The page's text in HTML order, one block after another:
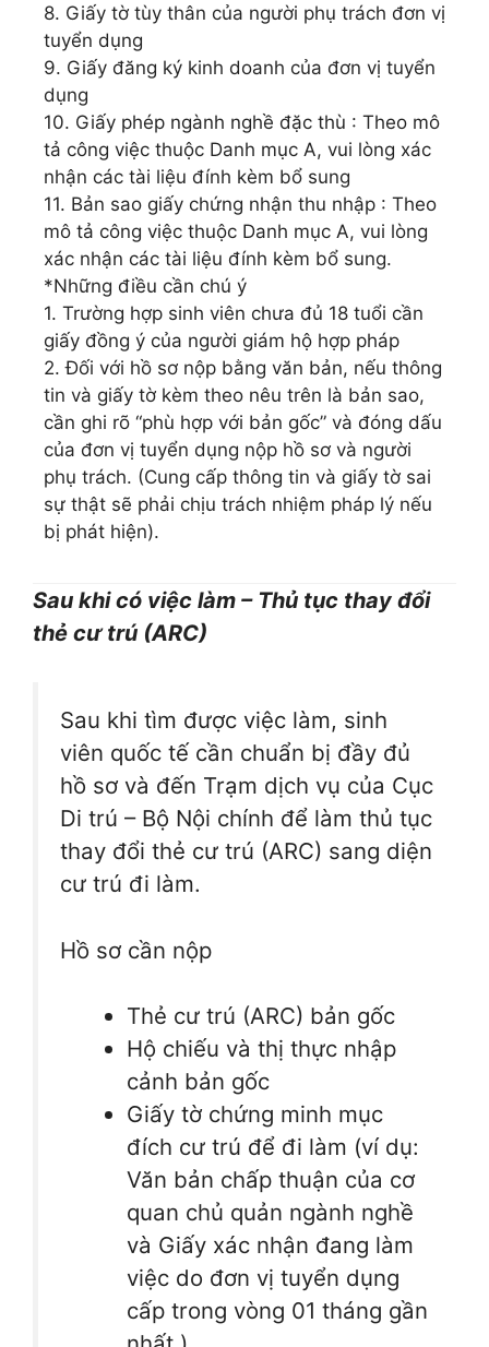
8. Giấy tờ tùy thân của người phụ trách đơn vị
tuyển dụng
9. Giấy đăng ký kinh doanh của đơn vị tuyển
dụng
10. Giấy phép ngành nghề đặc thù : Theo mô
tả công việc thuộc Danh mục A, vui lòng xác
nhận các tài liệu đính kèm bổ sung
11. Bản sao giấy chứng nhận thu nhập : Theo
mô tả công việc thuộc Danh mục A, vui lòng
xác nhận các tài liệu đính kèm bổ sung.
*Những điều cần chú ý
1. Trường hợp sinh viên chưa đủ 18 tuổi cần
giấy đồng ý của người giám hộ hợp pháp
2. Đối với hồ sơ nộp bằng văn bản, nếu thông
tin và giấy tờ kèm theo nêu trên là bản sao,
cần ghi rõ “phù hợp với bản gốc” và đóng dấu
của đơn vị tuyển dụng nộp hồ sơ và người
phụ trách. (Cung cấp thông tin và giấy tờ sai
sự thật sẽ phải chịu trách nhiệm pháp lý nếu
bị phát hiện).
Sau khi có việc làm – Thủ tục thay đổi
thẻ cư trú (ARC)
Sau khi tìm được việc làm, sinh
viên quốc tế cần chuẩn bị đầy đủ
hồ sơ và đến Trạm dịch vụ của Cục
Di trú – Bộ Nội chính để làm thủ tục
thay đổi thẻ cư trú (ARC) sang diện
cư trú đi làm.
Hồ sơ cần nộp
Thẻ cư trú (ARC) bản gốc
Hộ chiếu và thị thực nhập
cảnh bản gốc
Giấy tờ chứng minh mục
đích cư trú để đi làm (ví dụ:
Văn bản chấp thuận của cơ
quan chủ quản ngành nghề
và Giấy xác nhận đang làm
việc do đơn vị tuyển dụng
cấp trong vòng 01 tháng gần